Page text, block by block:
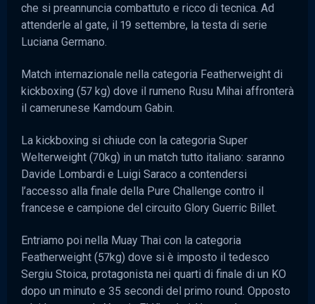
che si preannuncia combattuto e ricco di tecnica. Ad
attenderle al gate, il 19 settembre, la testa di serie
Luciana Germano.
Match internazionale nella categoria Featherweight di
kickboxing (57 kg) dove il rumeno Rusu Mihai affronterà
il camerunese Kamdoum Gabin.
La kickboxing si chiude con la categoria Super
Welterweight (70kg) in un match tutto italiano: saranno
Davide Lombardi e Luigi Saraco a contendersi
l’accesso alla finale della Pure Challenge contro il
francese e campione del circuito Glory Guerric Billet.
Entriamo poi nella Muay Thai con la categoria
Featherweight (57kg) dove si è imposto il tedesco
Sergiu Stoica, protagonista nei quarti di finale di un KO
dopo un minuto e 35 secondi del primo round. Opposto